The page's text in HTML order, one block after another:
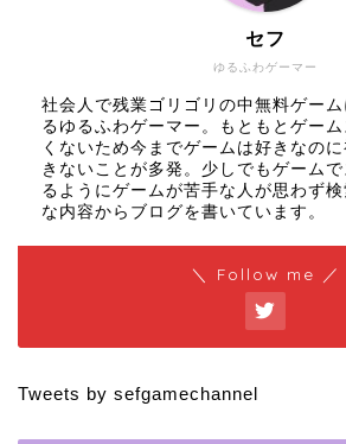
ゆるふわゲーマー
セフ
社会人で残業ゴリゴリの中無料ゲー
るゆるふわゲーマー。もともとゲー
くないため今までゲームは好きなの
きないことが多発。少しでもゲーム
るようにゲームが苦手な人が思わず
な内容からブログを書いています。
＼ Follow me ／
Tweets by sefgamechannel